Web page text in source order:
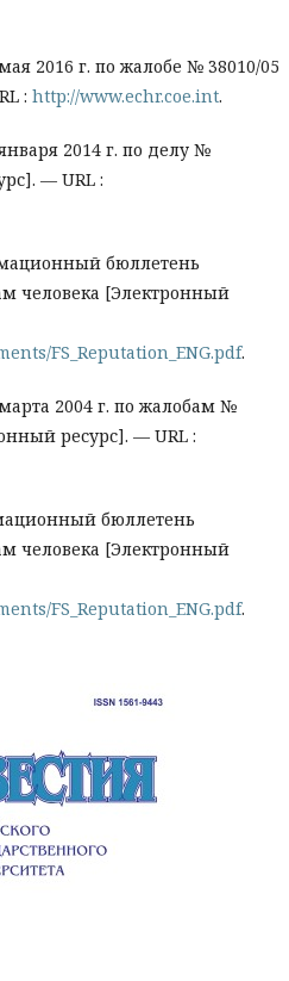
2016 г. по жалобе № 38010/05
: http://www.echr.coe.int.
2014 г. по делу №
— URL :
бюллетень
человека [Электронный
FS_Reputation_ENG.pdf.
2004 г. по жалобам №
ресурс]. — URL :
бюллетень
человека [Электронный
FS_Reputation_ENG.pdf.